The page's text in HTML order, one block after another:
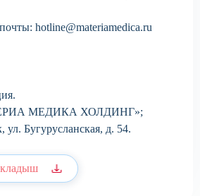
hotline@materiamedica.ru
МЕДИКА ХОЛДИНГ»;
ул. Бугурусланская, д. 54.